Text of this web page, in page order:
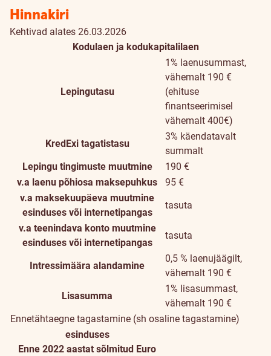
Hinnakiri
Kehtivad alates 26.03.2026
Kodulaen ja kodukapitalilaen
Lepingutasu
1% laenusummast,
vähemalt 190 €
(ehituse
finantseerimisel
vähemalt 400€)
KredExi tagatistasu
3% käendatavalt
summalt
Lepingu tingimuste muutmine
190 €
v.a laenu põhiosa maksepuhkus
95 €
v.a maksekuupäeva muutmine
esinduses või internetipangas
tasuta
v.a teenindava konto muutmine
esinduses või internetipangas
tasuta
Intressimäära alandamine
0,5 % laenujäägilt,
vähemalt 190 €
Lisasumma
1% lisasummast,
vähemalt 190 €
Ennetähtaegne tagastamine (sh osaline tagastamine)
esinduses
Enne 2022 aastat sõlmitud Euro